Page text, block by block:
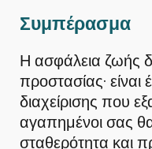
Συμπέρασμα
Η ασφάλεια ζωής
προστασίας·
διαχείρισης που
αγαπημένοι σας
σταθερότητα και